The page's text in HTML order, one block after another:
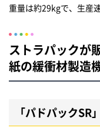
重量は約29kgで、生産
ストラパックが
紙の緩衝材製造
「パドパックSR」